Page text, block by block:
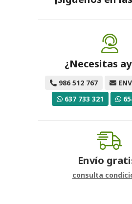
¿Necesitas
986 512 767
637 733 321
Envío
consulta